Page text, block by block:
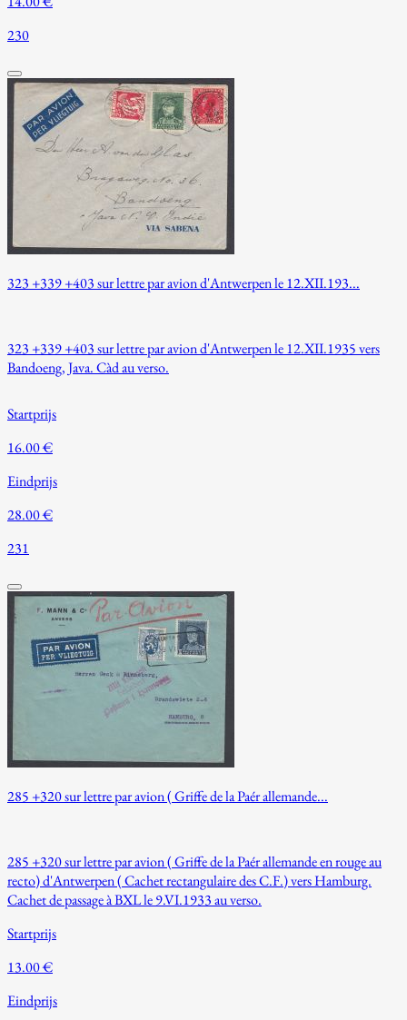
230
323 +339 +403 sur lettre par avion d'Antwerpen le 12.XII.193...
323 +339 +403 sur lettre par avion d'Antwerpen le 12.XII.1935 vers
Bandoeng, Java. Càd au verso.
Startprijs
16.00 €
Eindprijs
28.00 €
231
285 +320 sur lettre par avion ( Griffe de la Paér allemande...
285 +320 sur lettre par avion ( Griffe de la Paér allemande en rouge au
recto) d'Antwerpen ( Cachet rectangulaire des C.F.) vers Hamburg.
Cachet de passage à BXL le 9.VI.1933 au verso.
Startprijs
13.00 €
Eindprijs